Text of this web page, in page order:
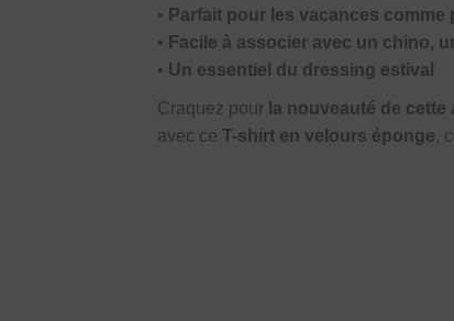
• Parfait pour les vacances comme
• Facile à associer avec un chino,
• Un essentiel du dressing estival
Craquez pour la nouveauté de cette
avec ce T-shirt en velours éponge,